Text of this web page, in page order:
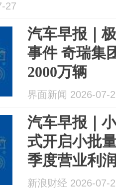
27
汽车早报｜
事件 奇瑞集
2000万辆
界面新闻 2026-07-
汽车早报｜
式开启小批
季度营业利
新浪财经 2026-07-